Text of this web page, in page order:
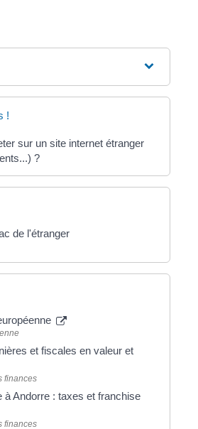
!
sur un site internet étranger
?
de l'étranger
et fiscales en valeur et
finances
à Andorre : taxes et franchise
finances